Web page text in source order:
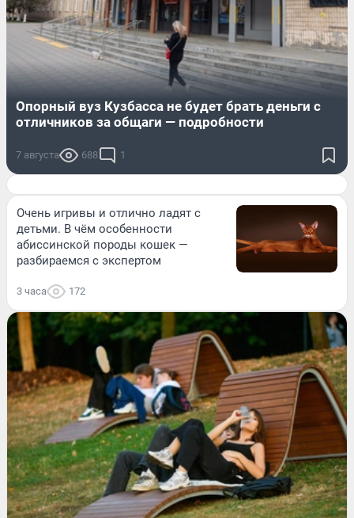
Опорный вуз Кузбасса не будет брать деньги с
отличников за общаги — подробности
7 августа 688 1
Очень игривы и отлично ладят с
детьми. В чём особенности
абиссинской породы кошек —
разбираемся с экспертом
3 часа 172